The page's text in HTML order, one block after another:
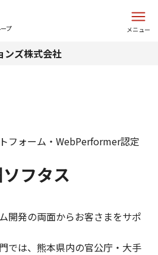
プ メニュー
ンズ株式会社
フタス
フォーム・WebPerformer認定
開発の両面からお客さまをサポ
では、熊本県内の官公庁・大手